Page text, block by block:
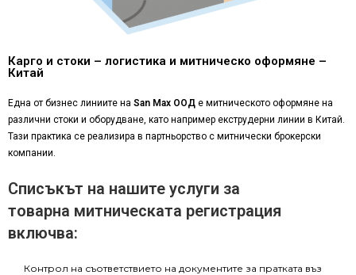
Карго и стоки – логистика и митническо оформяне –
Китай
Една от бизнес линиите на San Max ООД е митническото оформяне на
различни стоки и оборудване, като например екструдерни линии в Китай.
Тази практика се реализира в партньорство с митнически брокерски
компании.
Списъкът на нашите услуги за
товарна митническата регистрация
включва:
Контрол на съответствието на документите за пратката въз